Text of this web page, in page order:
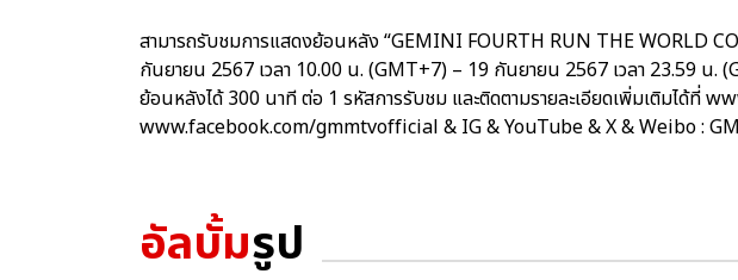
สามารถรับชมการแสดงย้อนหลัง “GEMINI FOURTH RUN THE WORLD
กันยายน 2567 เวลา 10.00 น. (GMT+7) – 19 กันยายน 2567 เวลา 23.59 น.
ย้อนหลังได้ 300 นาที ต่อ 1 รหัสการรับชม และติดตามรายละเอียดเพิ่มเติมได้ที่
www.facebook.com/gmmtvofficial & IG & YouTube & X & Weibo :
อัลบั้มรูป